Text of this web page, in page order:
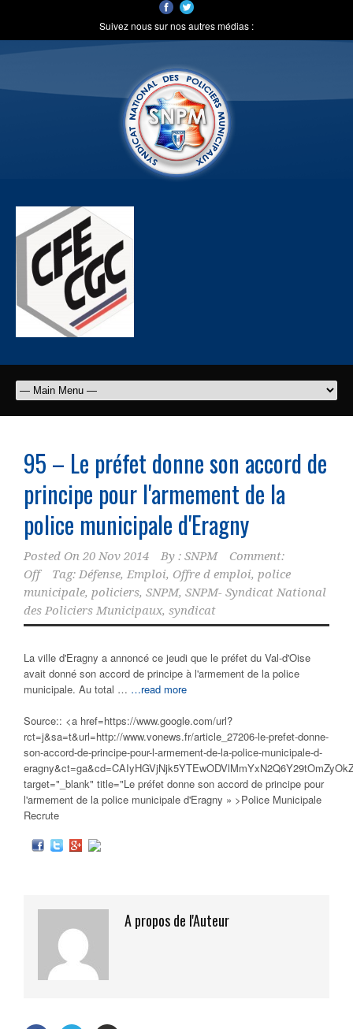
Suivez nous sur nos autres médias :
95 – Le préfet donne son accord de
principe pour l'armement de la
police municipale d'Eragny
Posted On 20 Nov 2014 By : SNPM
Comment:
Off
Tag: Défense, Emploi, Offre d emploi, police
municipale, policiers, SNPM, SNPM- Syndicat National
des Policiers Municipaux, syndicat
La ville d'Eragny a annoncé ce jeudi que le préfet du Val-d'Oise
avait donné son accord de principe à l'armement de la police
municipale. Au total … …read more
Source:: <a href=https://www.google.com/url?
rct=j&sa=t&url=http://www.vonews.fr/article_27206-le-prefet-donne-
son-accord-de-principe-pour-l-armement-de-la-police-municipale-d-
target="_blank" title="Le préfet donne son accord de principe pour
l'armement de la police municipale d'Eragny » >Police Municipale
Recrute
A propos de l'Auteur